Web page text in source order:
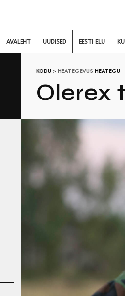
AVALEHT UUDISED EESTI ELU
KODU >HEATEGEVUS HEATEGU
Olerex